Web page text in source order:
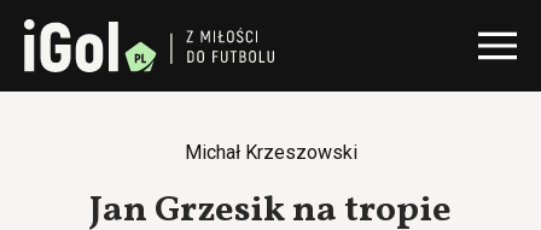
Michał Krzeszowski
Jan Grzesik na tropie